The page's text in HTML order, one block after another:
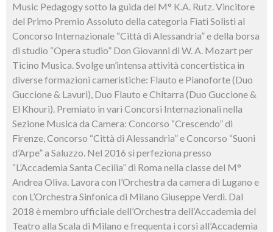
Music Pedagogy sotto la guida del M° K.A. Rutz. Vincitore
del Primo Premio Assoluto della categoria Fiati Solisti al
Concorso Internazionale “Città di Alessandria” e della borsa
di studio “Opera studio” Don Giovanni di W. A. Mozart per
Ticino Musica. Svolge un’intensa attività concertistica in
diverse formazioni cameristiche: Flauto e Pianoforte (Duo
Guccione & Lavuri), Duo Flauto e Chitarra (Duo Guccione &
El Khouri). Premiato in vari Concorsi Internazionali nella
Sezione Musica da Camera: Concorso “Crescendo” di
Firenze, Concorso “Città di Alessandria” e Concorso “Suoni
d’Arpe” a Saluzzo. Nel 2016 si perfeziona presso
“L’Accademia Santa Cecilia” di Roma nella classe del M°
Andrea Oliva. Lavora con l’Orchestra da camera di Lugano e
con L’Orchestra Sinfonica di Milano Giuseppe Verdi. Dal
2018 è membro ufficiale dell’Orchestra dell’Accademia del
Teatro alla Scala di Milano e frequenta i corsi all’Accademia